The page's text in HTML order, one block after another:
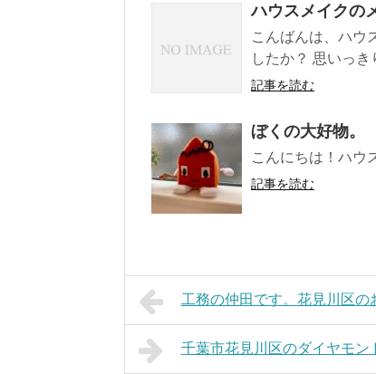
ハウスメイクの
こんばんは、ハウ
したか？ 思いっ
記事を読む
ぼくの大好物。
こんにちは！ハウ
記事を読む
工務の仲田です。花見川区の
千葉市花見川区のダイヤモン